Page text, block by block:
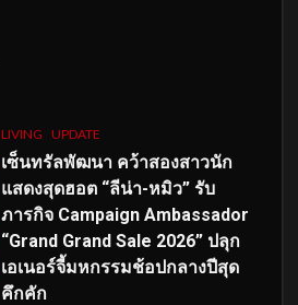
LIVING UPDATE
เซ็นทรัลพัฒนา คว้าสองสาวนัก
แสดงสุดฮอต “ลีน่า-หมิว” รับ
ภารกิจ Campaign Ambassador
“Grand Grand Sale 2026” ปลุก
เอเนอร์จี้มหกรรมช้อปกลางปีสุด
คึกคัก